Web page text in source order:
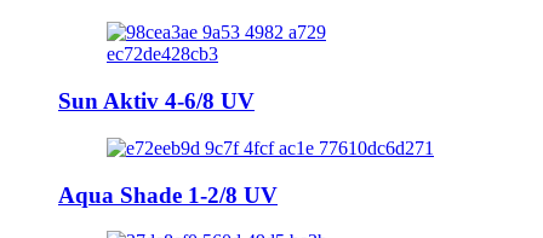
Sun Aktiv 4-6/8 UV
Aqua Shade 1-2/8 UV